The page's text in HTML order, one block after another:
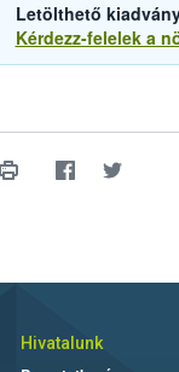
Letölthető
Kérdezz-felelek a
Hivatalunk